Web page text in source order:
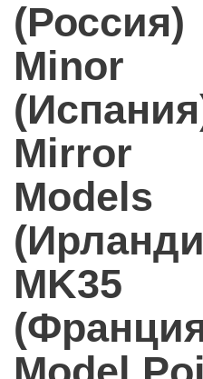
(Россия)
Minor
Mirror
Models
MK35